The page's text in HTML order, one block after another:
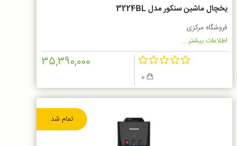
یخچال ماشین سنکور مدل 3224BL
فروشگاه مرکزی
اطلاعات بیشتر...
0
35,390,000
تمام شد